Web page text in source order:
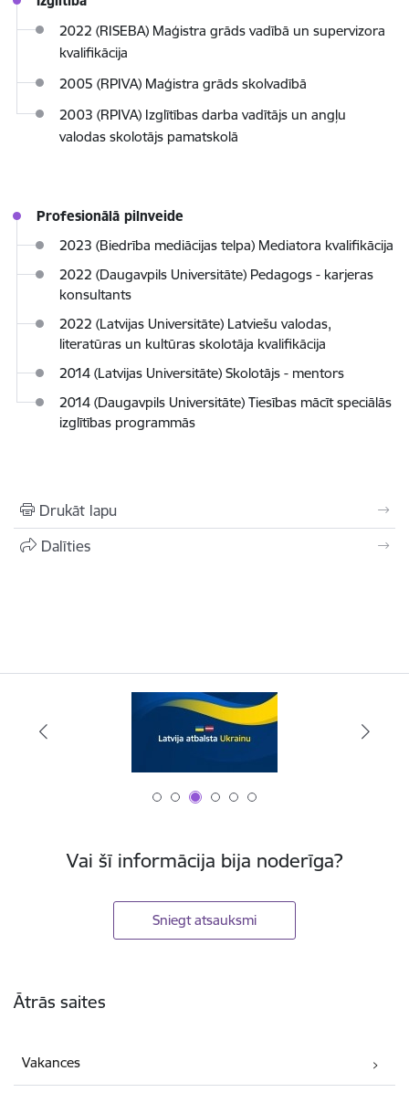
2022 (RISEBA) Maģistra grāds vadībā un supervizora
kvalifikācija
2005 (RPIVA) Maģistra grāds skolvadībā
2003 (RPIVA) Izglītības darba vadītājs un angļu
valodas skolotājs pamatskolā
Profesionālā pilnveide
2023 (Biedrība mediācijas telpa) Mediatora kvalifikācija
2022 (Daugavpils Universitāte) Pedagogs - karjeras
konsultants
2022 (Latvijas Universitāte) Latviešu valodas,
literatūras un kultūras skolotāja kvalifikācija
2014 (Latvijas Universitāte) Skolotājs - mentors
2014 (Daugavpils Universitāte) Tiesības mācīt speciālās
izglītības programmās
Drukāt lapu
Dalīties
Vai šī informācija bija noderīga?
Sniegt atsauksmi
Ātrās saites
Vakances